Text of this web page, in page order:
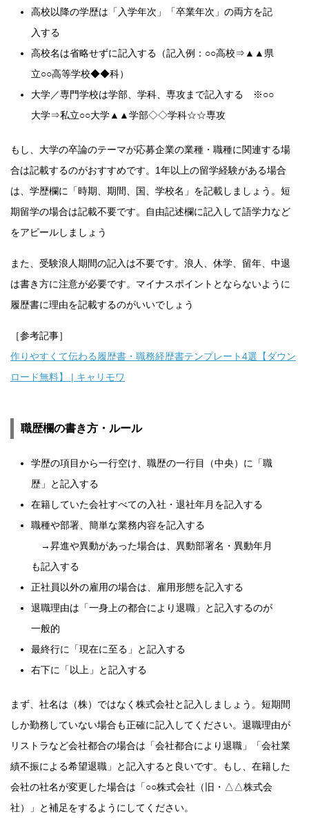
高校以降の学歴は「入学年次」「卒業年次」の両方を記
入する
高校名は省略せずに記入する（記入例：○○高校⇒▲▲県
立○○高等学校◆◆科）
大学／専門学校は学部、学科、専攻まで記入する ※○○
大学⇒私立○○大学▲▲学部◇◇学科☆☆専攻
もし、大学の卒論のテーマが応募企業の業種・職種に関連する場
合は記載するのがおすすめです。1年以上の留学経験がある場合
は、学歴欄に「時期、期間、国、学校名」を記載しましょう。短
期留学の場合は記載不要です。自由記述欄に記入して語学力など
をアピールしましょう
また、受験浪人期間の記入は不要です。浪人、休学、留年、中退
は書き方に注意が必要です。マイナスポイントとならないように
履歴書に理由を記載するのがいいでしょう
［参考記事］
作りやすくて伝わる履歴書・職務経歴書テンプレート4選【ダウン
ロード無料】 | キャリモワ
職歴欄の書き方・ルール
学歴の項目から一行空け、職歴の一行目（中央）に「職
歴」と記入する
在籍していた会社すべての入社・退社年月を記入する
職種や部署、簡単な業務内容を記入する
→昇進や異動があった場合は、異動部署名・異動年月
も記入する
正社員以外の雇用の場合は、雇用形態を記入する
退職理由は「一身上の都合により退職」と記入するのが
一般的
最終行に「現在に至る」と記入する
右下に「以上」と記入する
まず、社名は（株）ではなく株式会社と記入しましょう。短期間
しか勤務していない場合も正確に記入してください。退職理由が
リストラなど会社都合の場合は「会社都合により退職」「会社業
績不振による希望退職」と記入すると良いです。もし、在籍した
会社の社名が変更した場合は「○○株式会社（旧・△△株式会
社）」と補足をするようにしてください。